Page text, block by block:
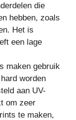
die
hebben, zoals
Het is
een lage
maken gebruik
worden
aan UV-
om zeer
te maken,